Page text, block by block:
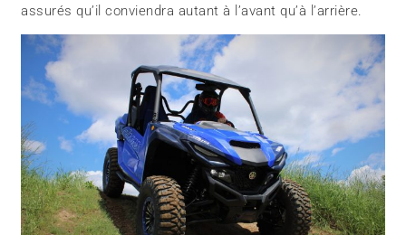
assurés qu’il conviendra autant à l’avant qu’à l’arrière.